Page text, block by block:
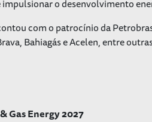
impulsionar o desenvolvimento
com o patrocínio da
Bahiagás e Acelen, entre
Gas Energy 2027